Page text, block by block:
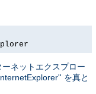
ネットエクスプロー
を真と